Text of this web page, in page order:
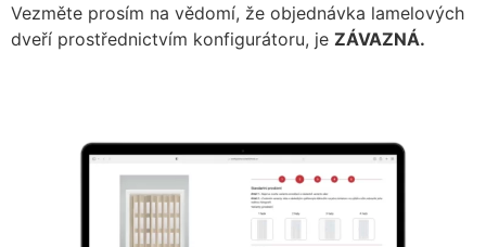
Vezměte prosím na vědomí, že objednávka lamelových
dveří prostřednictvím konfigurátoru, je ZÁVAZNÁ.